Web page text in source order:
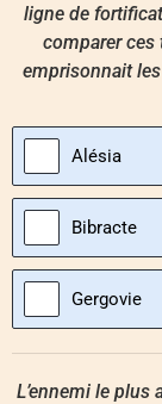
ligne de
comparer ces
emprisonnait
Alésia
Bibracte
Gergovie
L’ennemi le plus